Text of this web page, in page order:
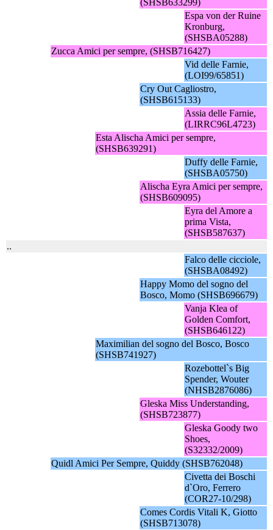
Espa von der Ruine
Kronburg,
(SHSBA05288)
Zucca Amici per sempre, (SHSB716427)
Vid delle Farnie,
(LOI99/65851)
Cry Out Cagliostro,
(SHSB615133)
Assia delle Farnie,
(LIRRC96L4723)
Esta Alischa Amici per sempre,
(SHSB639291)
Duffy delle Farnie,
(SHSBA05750)
Alischa Eyra Amici per sempre,
(SHSB609095)
Eyra del Amore a
prima Vista,
(SHSB587637)
..
Falco delle cicciole,
(SHSBA08492)
Happy Momo del sogno del
Bosco, Momo (SHSB696679)
Vanja Klea of
Golden Comfort,
(SHSB646122)
Maximilian del sogno del Bosco, Bosco
(SHSB741927)
Rozebottel`s Big
Spender, Wouter
(NHSB2876086)
Gleska Miss Understanding,
(SHSB723877)
Gleska Goody two
Shoes,
(S32332/2009)
Quidl Amici Per Sempre, Quiddy (SHSB762048)
Civetta dei Boschi
d`Oro, Ferrero
(COR27-10/298)
Comes Cordis Vitali K, Giotto
(SHSB713078)